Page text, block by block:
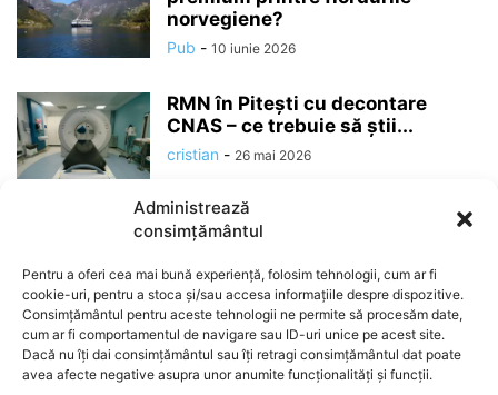
Administrează
consimțământul
Pentru a oferi cea mai bună experiență, folosim tehnologii, cum ar fi
cookie-uri, pentru a stoca și/sau accesa informațiile despre dispozitive.
Consimțământul pentru aceste tehnologii ne permite să procesăm date,
cum ar fi comportamentul de navigare sau ID-uri unice pe acest site.
Dacă nu îți dai consimțământul sau îți retragi consimțământul dat poate
avea afecte negative asupra unor anumite funcționalități și funcții.
norvegiene?
Pub - 10 iunie 2026
RMN în Pitești cu decontare
CNAS – ce trebuie să știi...
cristian - 26 mai 2026